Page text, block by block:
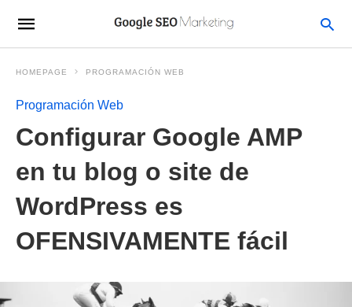
HOMEPAGE PROGRAMACIÓN WEB
Programación Web
Configurar Google AMP
en tu blog o site de
WordPress es
OFENSIVAMENTE fácil